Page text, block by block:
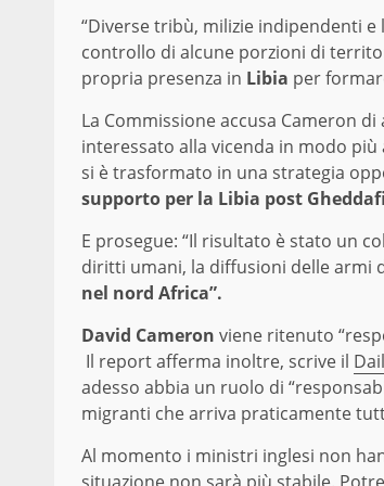
“Diverse tribù, milizie indipendenti e l
controllo di alcune porzioni di
propria presenza in Libia per
La Commissione accusa Cameron di
interessato alla vicenda in modo più
si è trasformato in una strategia
supporto per la Libia post
E prosegue: “Il risultato è stato un
diritti umani, la diffusioni delle armi
nel nord Africa”.
David Cameron viene ritenuto
Il report afferma inoltre, scrive il
adesso abbia un ruolo di
migranti che arriva praticamente
Al momento i ministri inglesi non